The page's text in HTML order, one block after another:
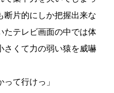
断片的にしか把握出来な
たテレビ画面の中では体
さくて力の弱い猿を威嚇
って行けっ」